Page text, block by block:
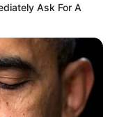
Ask For A